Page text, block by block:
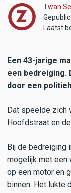
Twan
Laatst
Een 43-jarige
een bedreiging.
door een
Dat speelde zich
Hoofdstraat en
Bij de bedreiging
mogelijk met een
op een motor en
binnen. Het lukte